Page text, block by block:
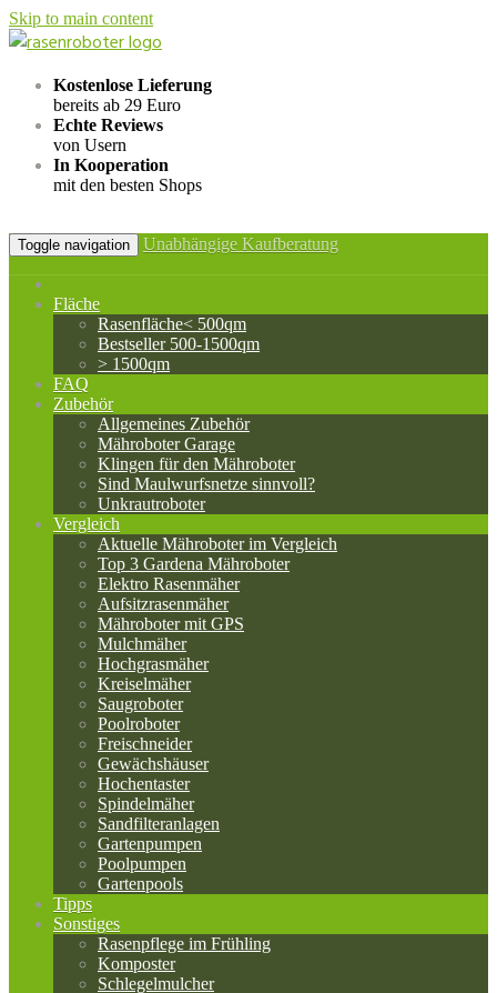
Skip to main content
Kostenlose Lieferung
bereits ab 29 Euro
Echte Reviews
von Usern
In Kooperation
mit den besten Shops
Toggle navigation Unabhängige Kaufberatung
Fläche
Rasenfläche< 500qm
Bestseller 500-1500qm
> 1500qm
FAQ
Zubehör
Allgemeines Zubehör
Mähroboter Garage
Klingen für den Mähroboter
Sind Maulwurfsnetze sinnvoll?
Unkrautroboter
Vergleich
Aktuelle Mähroboter im Vergleich
Top 3 Gardena Mähroboter
Elektro Rasenmäher
Aufsitzrasenmäher
Mähroboter mit GPS
Mulchmäher
Hochgrasmäher
Kreiselmäher
Saugroboter
Poolroboter
Freischneider
Gewächshäuser
Hochentaster
Spindelmäher
Sandfilteranlagen
Gartenpumpen
Poolpumpen
Gartenpools
Tipps
Sonstiges
Rasenpflege im Frühling
Komposter
Schlegelmulcher